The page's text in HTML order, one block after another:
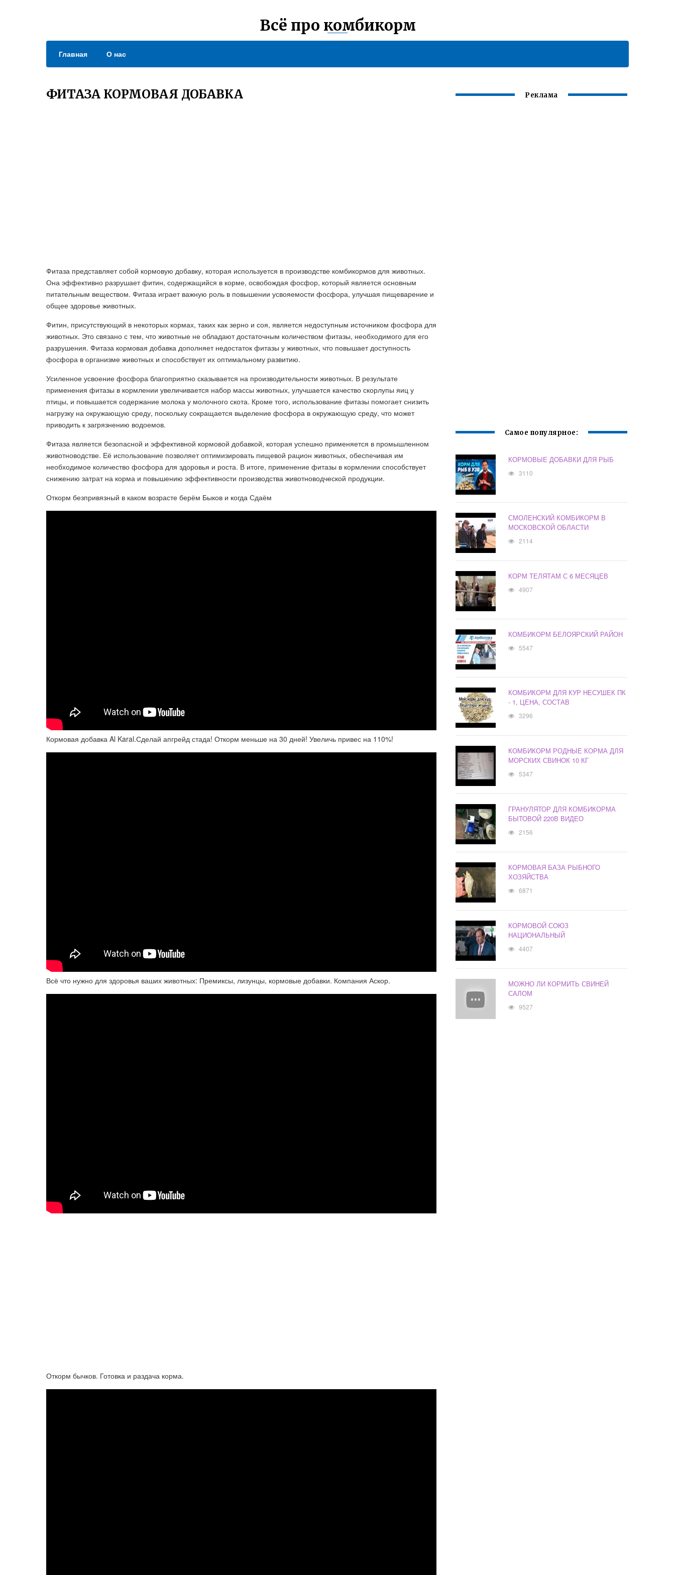
Всё про комбикорм
Главная О нас
ФИТАЗА КОРМОВАЯ ДОБАВКА
Фитаза представляет собой кормовую добавку, которая используется в производстве комбикормов для животных.
Она эффективно разрушает фитин, содержащийся в корме, освобождая фосфор, который является основным
питательным веществом. Фитаза играет важную роль в повышении усвояемости фосфора, улучшая пищеварение и
общее здоровье животных.
Фитин, присутствующий в некоторых кормах, таких как зерно и соя, является недоступным источником фосфора для
животных. Это связано с тем, что животные не обладают достаточным количеством фитазы, необходимого для его
разрушения. Фитаза кормовая добавка дополняет недостаток фитазы у животных, что повышает доступность
фосфора в организме животных и способствует их оптимальному развитию.
Усиленное усвоение фосфора благоприятно сказывается на производительности животных. В результате
применения фитазы в кормлении увеличивается набор массы животных, улучшается качество скорлупы яиц у
птицы, и повышается содержание молока у молочного скота. Кроме того, использование фитазы помогает снизить
нагрузку на окружающую среду, поскольку сокращается выделение фосфора в окружающую среду, что может
приводить к загрязнению водоемов.
Фитаза является безопасной и эффективной кормовой добавкой, которая успешно применяется в промышленном
животноводстве. Её использование позволяет оптимизировать пищевой рацион животных, обеспечивая им
необходимое количество фосфора для здоровья и роста. В итоге, применение фитазы в кормлении способствует
снижению затрат на корма и повышению эффективности производства животноводческой продукции.
Откорм безпривязный в каком возрасте берём Быков и когда Сдаём
Кормовая добавка Al Karal.Сделай апгрейд стада! Откорм меньше на 30 дней! Увеличь привес на 110%!
Всё что нужно для здоровья ваших животных: Премиксы, лизунцы, кормовые добавки. Компания Аскор.
Откорм бычков. Готовка и раздача корма.
Реклама
Самое популярное:
КОРМОВЫЕ ДОБАВКИ ДЛЯ РЫБ
3110
СМОЛЕНСКИЙ КОМБИКОРМ В
МОСКОВСКОЙ ОБЛАСТИ
2114
КОРМ ТЕЛЯТАМ С 6 МЕСЯЦЕВ
4907
КОМБИКОРМ БЕЛОЯРСКИЙ РАЙОН
5547
КОМБИКОРМ ДЛЯ КУР НЕСУШЕК ПК
- 1, ЦЕНА, СОСТАВ
3296
КОМБИКОРМ РОДНЫЕ КОРМА ДЛЯ
МОРСКИХ СВИНОК 10 КГ
5347
ГРАНУЛЯТОР ДЛЯ КОМБИКОРМА
БЫТОВОЙ 220В ВИДЕО
2156
КОРМОВАЯ БАЗА РЫБНОГО
ХОЗЯЙСТВА
6871
КОРМОВОЙ СОЮЗ
НАЦИОНАЛЬНЫЙ
4407
МОЖНО ЛИ КОРМИТЬ СВИНЕЙ
САЛОМ
9527